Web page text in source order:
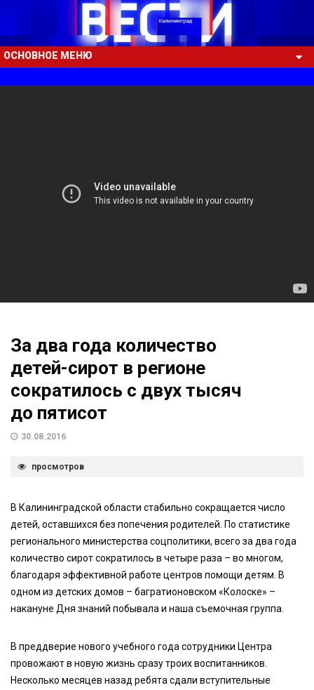
ОСНОВНОЕ МЕНЮ
За два года количество
детей-сирот в регионе
сократилось с двух тысяч
до пятисот
30.08.2016
просмотров
В Калининградской области стабильно сокращается число
детей, оставшихся без попечения родителей. По статистике
регионального министерства соцполитики, всего за два года
количество сирот сократилось в четыре раза – во многом,
благодаря эффективной работе центров помощи детям. В
одном из детских домов – багратионовском «Колоске» –
накануне Дня знаний побывала и наша съемочная группа.
В преддверие нового учебного года сотрудники Центра
провожают в новую жизнь сразу троих воспитанников.
Несколько месяцев назад ребята сдали вступительные